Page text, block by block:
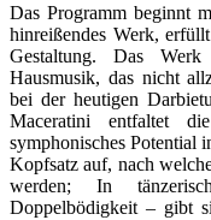
Das Programm beginnt
hinreißendes Werk,
Gestaltung. Das
Hausmusik, das nicht
bei der heutigen
Maceratini entfaltet
symphonisches Potential
Kopfsatz auf, nach
werden; In
Doppelbödigkeit – gibt